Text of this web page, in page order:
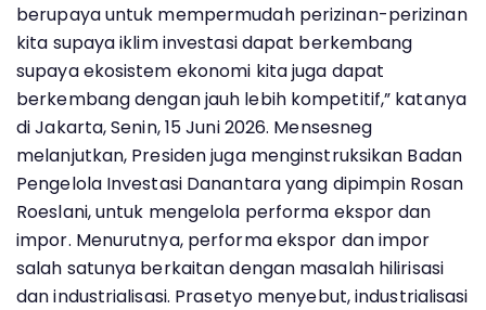
berupaya untuk mempermudah perizinan-perizinan
kita supaya iklim investasi dapat berkembang
supaya ekosistem ekonomi kita juga dapat
berkembang dengan jauh lebih kompetitif,” katanya
di Jakarta, Senin, 15 Juni 2026. Mensesneg
melanjutkan, Presiden juga menginstruksikan Badan
Pengelola Investasi Danantara yang dipimpin Rosan
Roeslani, untuk mengelola performa ekspor dan
impor. Menurutnya, performa ekspor dan impor
salah satunya berkaitan dengan masalah hilirisasi
dan industrialisasi. Prasetyo menyebut, industrialisasi